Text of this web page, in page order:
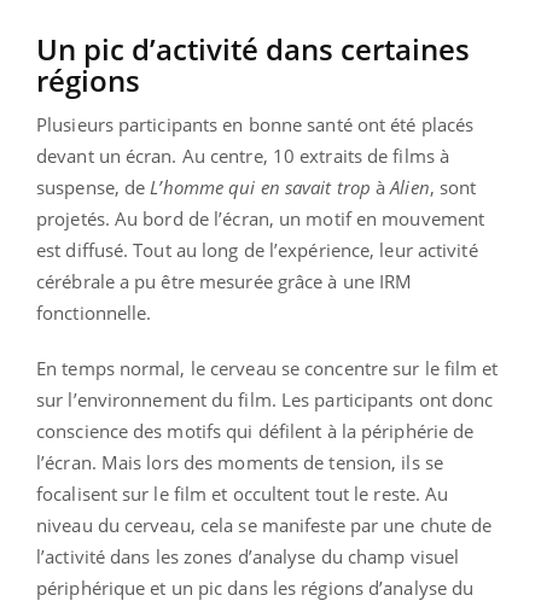
Un pic d’activité dans certaines
régions
Plusieurs participants en bonne santé ont été placés
devant un écran. Au centre, 10 extraits de films à
suspense, de L’homme qui en savait tropàAlien, sont
projetés. Au bord de l’écran, un motif en mouvement
est diffusé. Tout au long de l’expérience, leur activité
cérébrale a pu être mesurée grâce à une IRM
fonctionnelle.
En temps normal, le cerveau se concentre sur le film et
sur l’environnement du film. Les participants ont donc
conscience des motifs qui défilent à la périphérie de
l’écran. Mais lors des moments de tension, ils se
focalisent sur le film et occultent tout le reste. Au
niveau du cerveau, cela se manifeste par une chute de
l’activité dans les zones d’analyse du champ visuel
périphérique et un pic dans les régions d’analyse du